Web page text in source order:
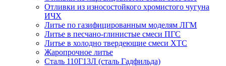
Отливки из износостойкого хромистого чугуна
ИЧХ
Литье по газифицированным моделям ЛГМ
Литье в песчано-глинистые смеси ПГС
Литье в холодно твердеющие смеси ХТС
Жаропрочное литье
Сталь 110Г13Л (сталь Гадфильда)